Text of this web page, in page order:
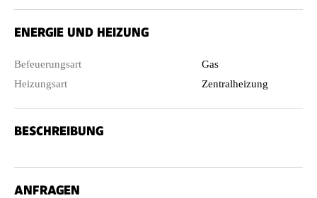
ENERGIE UND HEIZUNG
Befeuerungsart
Gas
Heizungsart
Zentralheizung
BESCHREIBUNG
ANFRAGEN